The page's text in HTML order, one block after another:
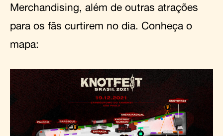
Merchandising, além de outras atrações
para os fãs curtirem no dia. Conheça o
mapa: